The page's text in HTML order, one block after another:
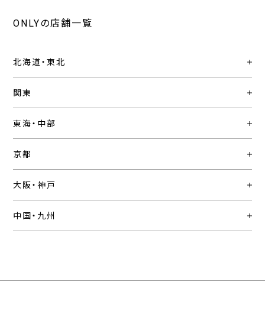
ONLYの店舗一覧
北海道・東北
関東
東海・中部
京都
大阪・神戸
中国・九州